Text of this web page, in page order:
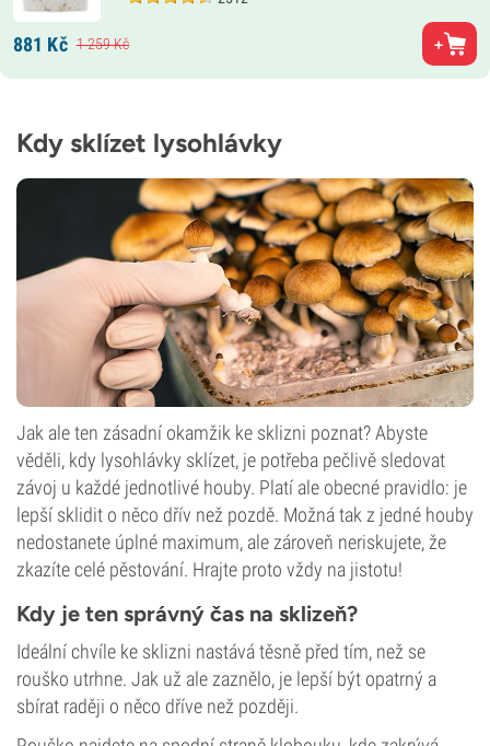
881 Kč 1 259Kč
Kdy sklízet lysohlávky
Jak ale ten zásadní okamžik ke sklizni poznat? Abyste
věděli, kdy lysohlávky sklízet, je potřeba pečlivě sledovat
závoj u každé jednotlivé houby. Platí ale obecné pravidlo: je
lepší sklidit o něco dřív než pozdě. Možná tak z jedné houby
nedostanete úplné maximum, ale zároveň neriskujete, že
zkazíte celé pěstování. Hrajte proto vždy na jistotu!
Kdy je ten správný čas na sklizeň?
Ideální chvíle ke sklizni nastává těsně před tím, než se
rouško utrhne. Jak už ale zaznělo, je lepší být opatrný a
sbírat raději o něco dříve než později.